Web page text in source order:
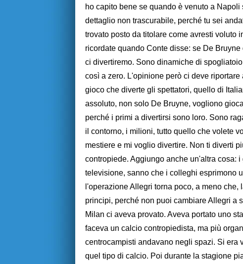
ho capito bene se quando è venuto a
dettaglio non trascurabile, perché tu sei
trovato posto da titolare come avresti voluto
ricordate quando Conte disse: se De
ci divertiremo. Sono dinamiche di
così a zero. L'opinione però ci deve
gioco che diverte gli spettatori, quello di
assoluto, non solo De Bruyne, vogliono
perché i primi a divertirsi sono loro. Sono
il contorno, i milioni, tutto quello che volete
mestiere e mi voglio divertire. Non ti diverti
contropiede. Aggiungo anche un'altra cosa:
televisione, sanno che i colleghi esprimono
l'operazione Allegri torna poco, a meno
principi, perché non puoi cambiare Allegri a
Milan ci aveva provato. Aveva portato uno
faceva un calcio contropiedista, ma più
centrocampisti andavano negli spazi. Si era
quel tipo di calcio. Poi durante la stagione